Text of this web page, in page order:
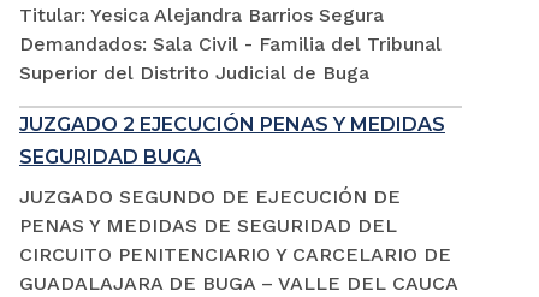
Titular: Yesica Alejandra Barrios Segura
Demandados: Sala Civil - Familia del Tribunal
Superior del Distrito Judicial de Buga
JUZGADO 2 EJECUCIÓN PENAS Y MEDIDAS
SEGURIDAD BUGA
JUZGADO SEGUNDO DE EJECUCIÓN DE
PENAS Y MEDIDAS DE SEGURIDAD DEL
CIRCUITO PENITENCIARIO Y CARCELARIO DE
GUADALAJARA DE BUGA – VALLE DEL CAUCA